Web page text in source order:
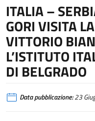
ITALIA –
GORI VISITA
VITTORIO
L’ISTITUTO
DI BELGRADO
Data pubblicazione:23